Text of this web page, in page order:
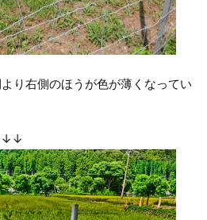
り右側のほうが色が薄くなってい